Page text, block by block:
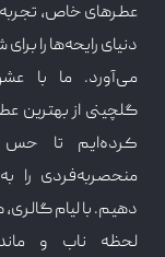
عطرهای خاص،
دنیای رایحه‌ها را
می‌آورد. ما با
گلچینی از بهترین
کرده‌ایم تا
منحصربه‌فردی را
دهیم. با لیام
لحظه ناب و